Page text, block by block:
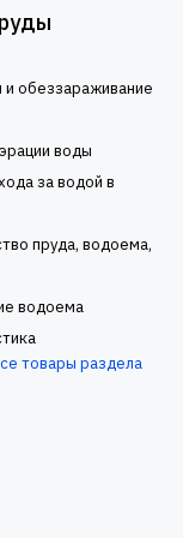
и обеззараживание
воды
за водой в
пруда, водоема,
водоема
товары раздела